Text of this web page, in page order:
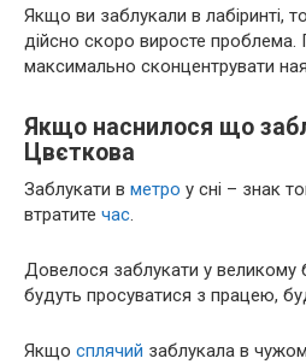
Якщо ви заблукали в лабіринті,
дійсно скоро виросте проблема.
максимально сконцентрувати
Якщо наснилося що
Цвєткова
Заблукати в метро у сні – знак
втратите час.
Довелося заблукати у великому
будуть просуватися з працею,
Якщо сплячий заблукала в